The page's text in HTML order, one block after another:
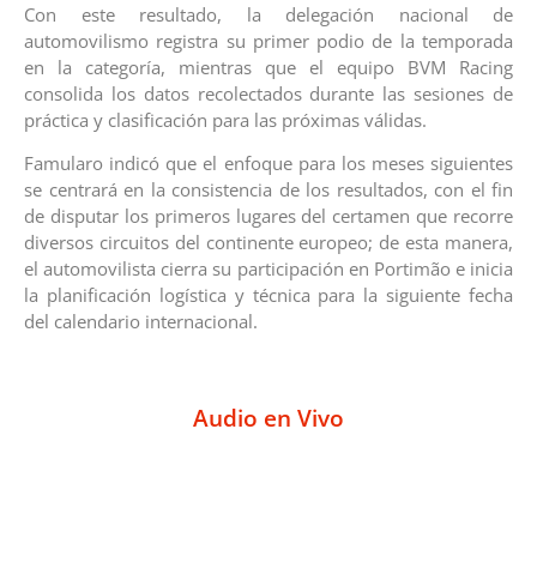
Con este resultado, la delegación nacional de
automovilismo registra su primer podio de la temporada
en la categoría, mientras que el equipo BVM Racing
consolida los datos recolectados durante las sesiones de
práctica y clasificación para las próximas válidas.
Famularo indicó que el enfoque para los meses siguientes
se centrará en la consistencia de los resultados, con el fin
de disputar los primeros lugares del certamen que recorre
diversos circuitos del continente europeo; de esta manera,
el automovilista cierra su participación en Portimão e inicia
la planificación logística y técnica para la siguiente fecha
del calendario internacional.
Audio en Vivo